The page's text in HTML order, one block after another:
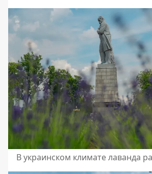
В украинском климате лаванда